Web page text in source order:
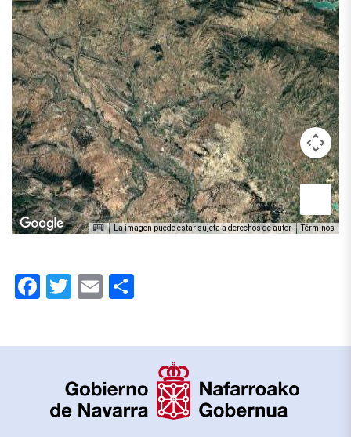
La imagen puede estar sujeta a derechos de autor Términos
Facebook
Twitter
Email